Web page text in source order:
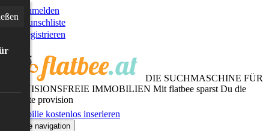
Anmelden
Wunschliste
Registrieren
DIE SUCHMASCHINE FÜR
PROVISIONSFREIE IMMOBILIEN Mit flatbee sparst Du die
gesamte provision
Immobilie kostenlos inserieren
Toggle navigation